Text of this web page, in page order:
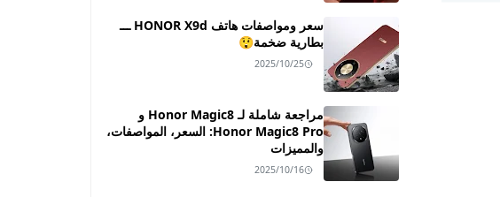
سعر ومواصفات هاتف HONOR X9d ـــ
بطارية ضخمة😲
2025/10/25
مراجعة شاملة لـ Honor Magic8 و
Honor Magic8 Pro: السعر، المواصفات،
والمميزات
2025/10/16